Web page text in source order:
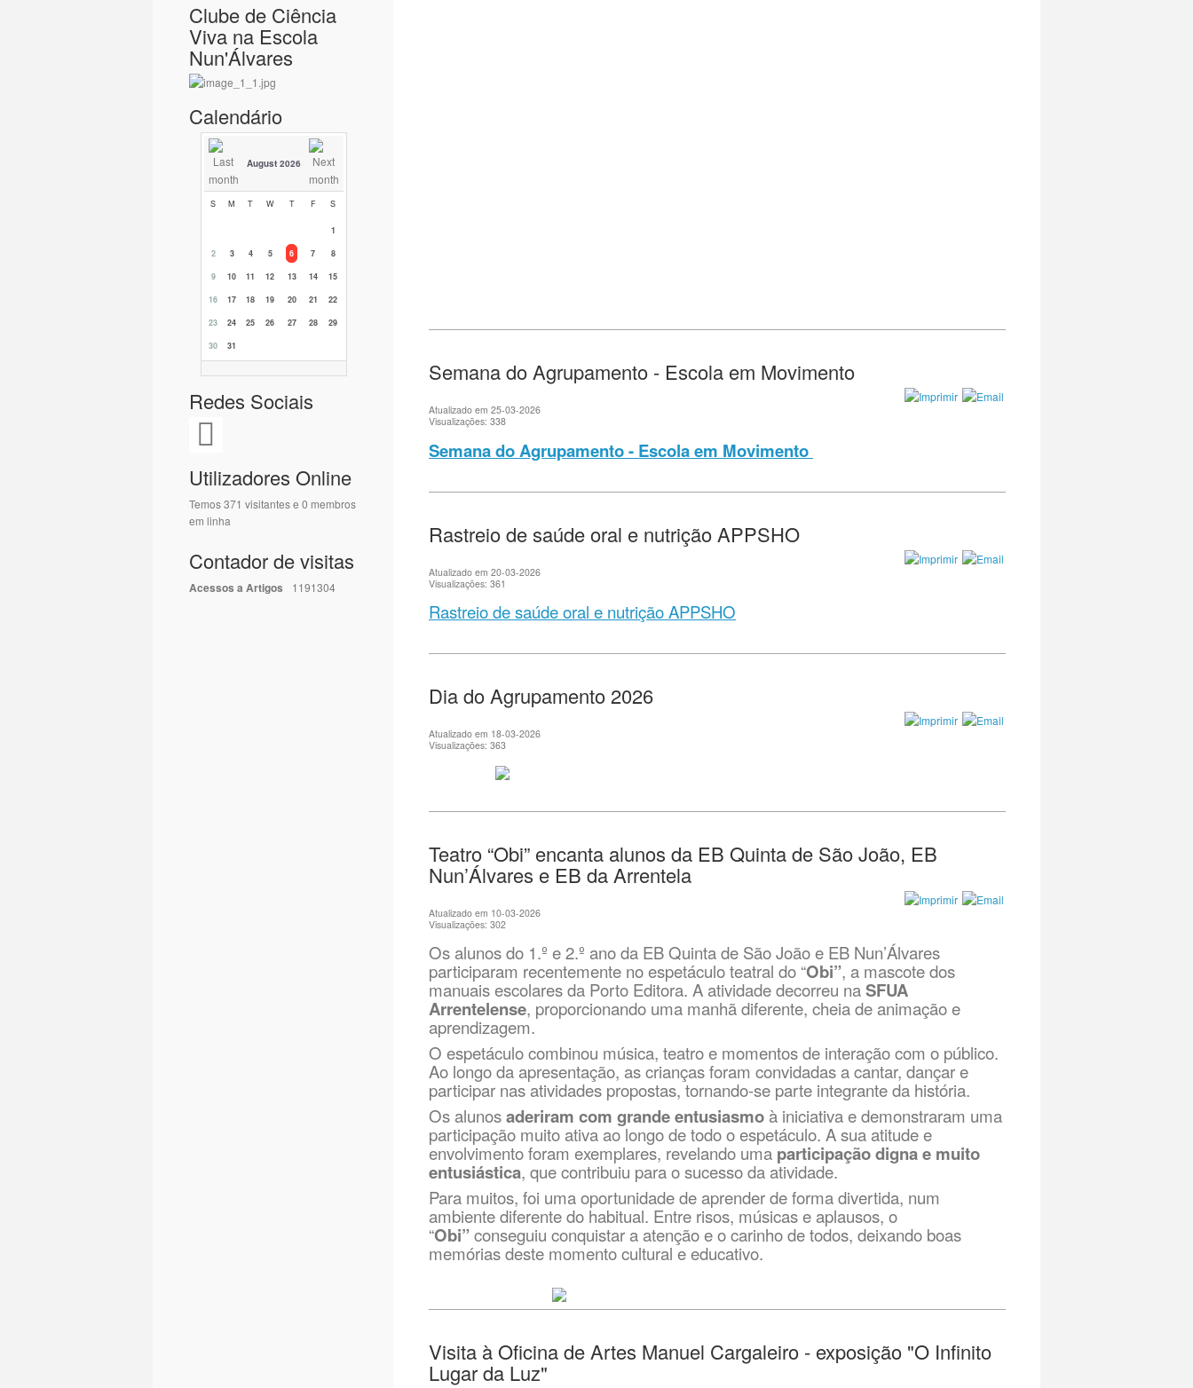
Clube de Ciência
Viva na Escola
Nun'Álvares
Calendário
August 2026
S M T W T F S
1
2
3 4 5 6 7
8
9
10 11 12 13 14
15
16
17 18 19 20 21
22
23
24 25 26 27 28
29
30
31
Redes Sociais
Utilizadores Online
Temos 371 visitantes e 0 membros
em linha
Contador de visitas
Acessos a Artigos 1191304
Semana do Agrupamento - Escola em Movimento
Atualizado em 25-03-2026
Visualizações: 338
Semana do Agrupamento - Escola em Movimento
Rastreio de saúde oral e nutrição APPSHO
Atualizado em 20-03-2026
Visualizações: 361
Rastreio de saúde oral e nutrição APPSHO
Dia do Agrupamento 2026
Atualizado em 18-03-2026
Visualizações: 363
Teatro “Obi” encanta alunos da EB Quinta de São João, EB
Nun’Álvares e EB da Arrentela
Atualizado em 10-03-2026
Visualizações: 302
Os alunos do 1.º e 2.º ano da EB Quinta de São João e EB Nun’Álvares
participaram recentemente no espetáculo teatral do “Obi”, a mascote dos
manuais escolares da Porto Editora. A atividade decorreu naSFUA
Arrentelense, proporcionando uma manhã diferente, cheia de animação e
aprendizagem.
O espetáculo combinou música, teatro e momentos de interação com o público.
Ao longo da apresentação, as crianças foram convidadas a cantar, dançar e
participar nas atividades propostas, tornando-se parte integrante da história.
Os alunosaderiram com grande entusiasmo à iniciativa e demonstraram uma
participação muito ativa ao longo de todo o espetáculo. A sua atitude e
envolvimento foram exemplares, revelando uma participação digna e muito
entusiástica, que contribuiu para o sucesso da atividade.
Para muitos, foi uma oportunidade de aprender de forma divertida, num
ambiente diferente do habitual. Entre risos, músicas e aplausos, o
“Obi”conseguiu conquistar a atenção e o carinho de todos, deixando boas
memórias deste momento cultural e educativo.
Visita à Oficina de Artes Manuel Cargaleiro - exposição "O Infinito
Lugar da Luz"